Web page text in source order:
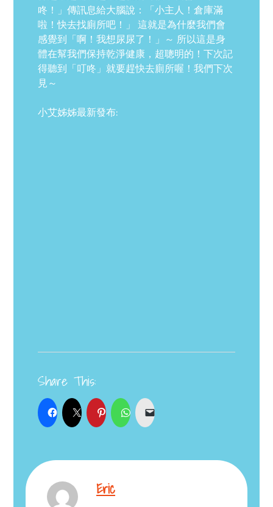
咚！」傳訊息給大腦說：「小主人！倉庫滿
啦！快去找廁所吧！」 這就是為什麼我們會
感覺到「啊！我想尿尿了！」～ 所以這是身
體在幫我們保持乾淨健康，超聰明的！下次記
得聽到「叮咚」就要趕快去廁所喔！我們下次
見～
小艾姊姊最新發布:
Share This:
Eric